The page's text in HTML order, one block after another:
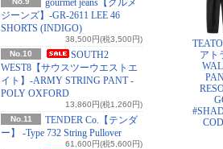
gourmet jeans【グルメ
ジーンズ】-GR-2611 LEE 46
SHORTS (INDIGO)
38,500円(税3,500円)
No.10
SOUTH2
WEST8【サウスツーウエストエ
イト】-ARMY STRING PANT -
POLY OXFORD
13,860円(税1,260円)
No.11
TENDER Co.【テンダ
ー】 -Type 732 String Pullover
61,600円(税5,600円)
アト